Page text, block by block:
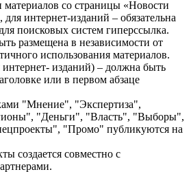
со страницы «Новости
интернет-изданий – обязательна
поисковых систем гиперссылка.
размещена в независимости от
использования материалов.
изданий) – должна быть
или в первом абзаце
"Мнение", "Экспертиза",
"Деньги", "Власть", "Выборы",
"Промо" публикуются на
создается совместно с